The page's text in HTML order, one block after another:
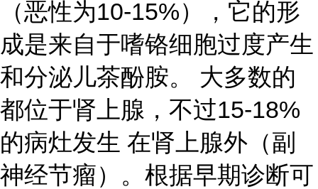
（恶性为10-15%），它的形
成是来自于嗜铬细胞过度产生
和分泌儿茶酚胺。 大多数的
都位于肾上腺，不过15-18%
的病灶发生 在肾上腺外（副
神经节瘤）。根据早期诊断可